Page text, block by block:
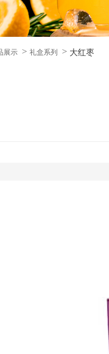
展示 礼盒系列 大红枣